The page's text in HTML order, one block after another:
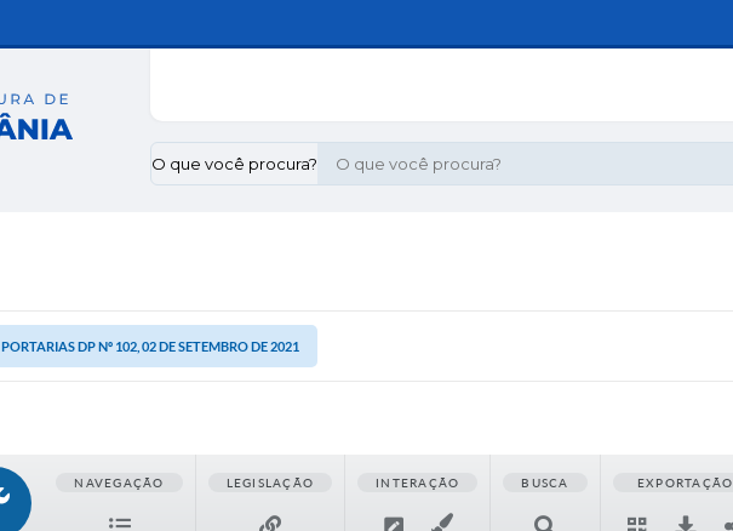
O que você procura?
PORTARIAS DP Nº 102, 02 DE SETEMBRO DE 2021
NAVEGAÇÃO LEGISLAÇÃO INTERAÇÃO BUSCA EXPORTAÇÃO